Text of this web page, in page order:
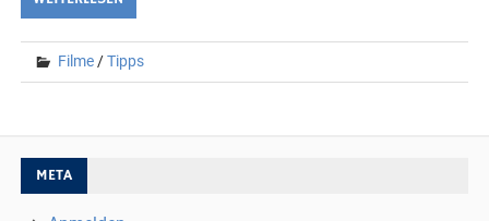
Filme /Tipps
META